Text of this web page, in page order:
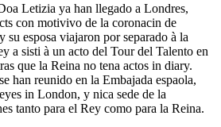
con motivivo de la coronacin de
su esposa viajaron por separado à la
a sisti à un acto del Tour del Talento en
que la Reina no tena actos in diary.
han reunido en la Embajada espaola,
in London, y nica sede de la
tanto para el Rey como para la Reina.